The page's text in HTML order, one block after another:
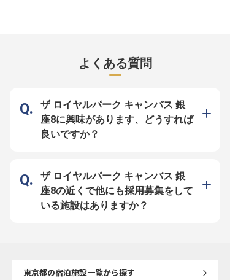
■銀座の一等地！無印良品ホテルで
和食の真髄を極める ■メニュー開発
銀座駅から徒歩2分の好立地 ーー
【無印良品が手掛ける、新しい和食
の形】 シンプルで上質な空間づく
りで知られる無印良品が手掛けるホ
テルレストラン。和食の基本を大切
にしながらも、現代のライフスタイ
揮できる環境です。世界中から訪れ
るお客様に、日本の食文化の素晴ら
しさをお伝えする、やりがいのある
ッショナルとして成長できる環境】
調理技術の向上はもちろん、メニュ
度も充実。和食の道を極めながら、
マネジメントスキルも磨ける理想的
空間を大切にしています。温かい笑
顔と細やかな気配りで、お客様一人
ひとりに寄り添うおもてなしを実
るよう心を込めてサポートします。
あなたの温かいおもてなしが、お客
様の旅の素敵な思い出となるでしょ
う。 ーー【成長を実感できる働き
トまで、幅広い業務に挑戦できる環
境です。充実した研修制度や資格取
得支援もあり、未経験からでも安心
してスキルアップを目指せます。社
会保険完備はもちろん、退職金制度
やベネフィットステーションなど、
よくある質問
ザ ロイヤルパーク キャンバス 銀
座8に興味があります、どうすれば
良いですか？
ザ ロイヤルパーク キャンバス 銀
座8の近くで他にも採用募集をして
いる施設はありますか？
東京都の宿泊施設一覧から探す